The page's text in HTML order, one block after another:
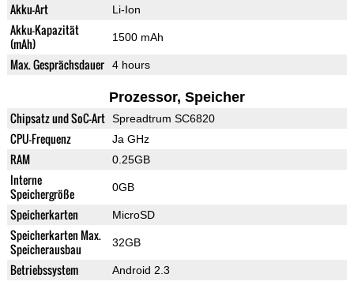
Akku-Art Li-Ion
Akku-Kapazität
(mAh)
1500 mAh
Max. Gesprächsdauer 4 hours
Prozessor, Speicher
Chipsatz und SoC-Art Spreadtrum SC6820
CPU-Frequenz Ja GHz
RAM 0.25GB
Interne
Speichergröße
0GB
Speicherkarten MicroSD
Speicherkarten Max.
Speicherausbau
32GB
Betriebssystem Android 2.3